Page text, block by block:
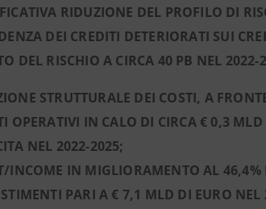
RIDUZIONE DEL PROFILO DI
DEI CREDITI DETERIORATI SUI
DEL RISCHIO A CIRCA 40 PB NEL 2022-
STRUTTURALE DEI COSTI, A
OPERATIVI IN CALO DI CIRCA € 0,3
NEL 2022-2025;
INCOME IN MIGLIORAMENTO AL 46,4%
PARI A € 7,1 MLD DI EURO